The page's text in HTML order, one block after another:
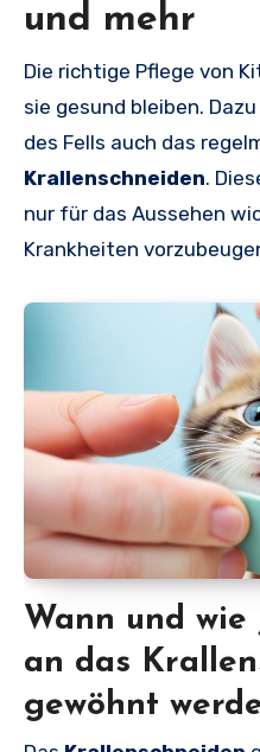
und mehr
Die richtige Pflege von
sie gesund bleiben.
des Fells auch das
Krallenschneiden.
nur für das Aussehen
Krankheiten
Wann und
an das
gewöhnt